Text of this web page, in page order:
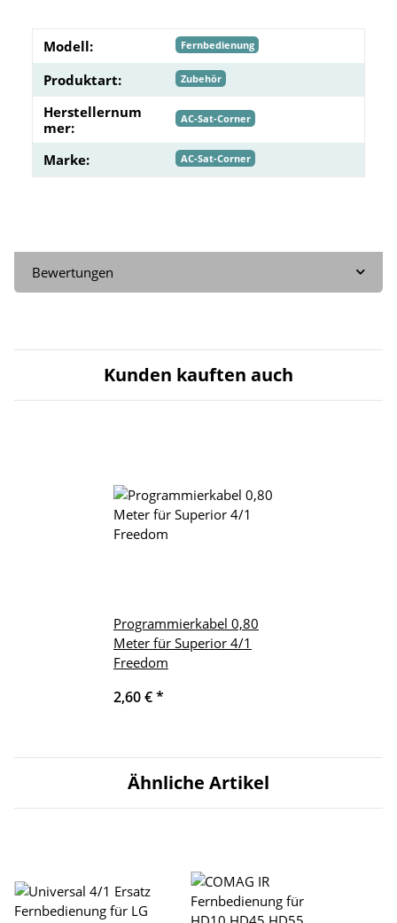
Modell: Fernbedienung
Produktart: Zubehör
Herstellernum
mer:
AC-Sat-Corner
Marke: AC-Sat-Corner
Bewertungen
Kunden kauften auch
Programmierkabel 0,80
Meter für Superior 4/1
Freedom
2,60 €*
Ähnliche Artikel